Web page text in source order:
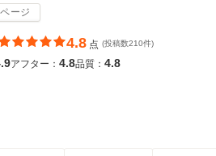
ージ
4.8 点 (投稿数210件)
アフター： 4.8品質： 4.8